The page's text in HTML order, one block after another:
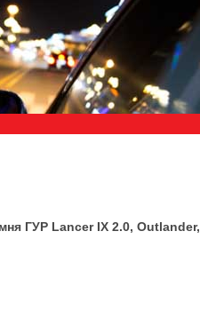
ГУР Lancer IX 2.0, Outlander,